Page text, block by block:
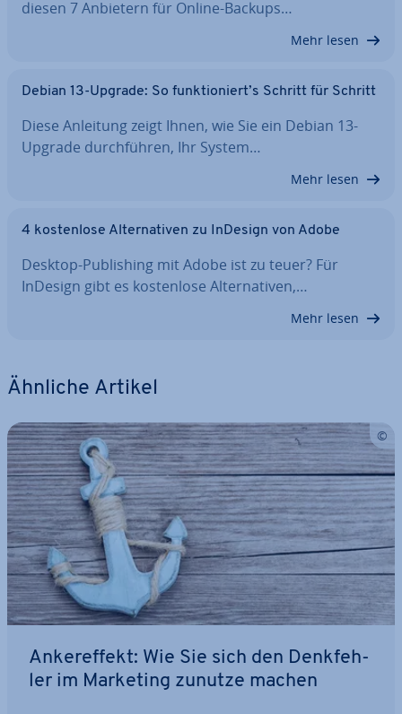
diesen 7 Anbietern für Online-Backups…
Mehr lesen
Debian 13-Upgrade: So funk­tio­niert’s Schritt für Schritt
Diese Anleitung zeigt Ihnen, wie Sie ein Debian 13-
Upgrade durch­füh­ren, Ihr System…
Mehr lesen
4 kos­ten­lo­se Al­ter­na­ti­ven zu InDesign von Adobe
Desktop-Pu­bli­shing mit Adobe ist zu teuer? Für
InDesign gibt es kos­ten­lo­se Al­ter­na­ti­ven,…
Mehr lesen
Ähnliche Artikel
An­ker­ef­fekt: Wie Sie sich den Denk­feh­
ler im Marketing zunutze machen